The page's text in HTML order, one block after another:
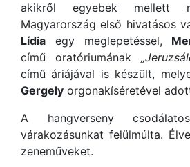
akikről egyebek mellett
Magyarország első hivatásos
Lídia egy meglepetéssel,
című oratóriumának
című áriájával is készült,
Gergely orgonakíséretével
A hangverseny
várakozásunkat felülmúlta.
zeneműveket.